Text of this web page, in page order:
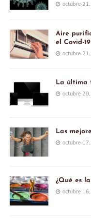
octubre
Aire
el Covid-
octubre
La última
octubre
Las
octubre
¿Qué es
octubre